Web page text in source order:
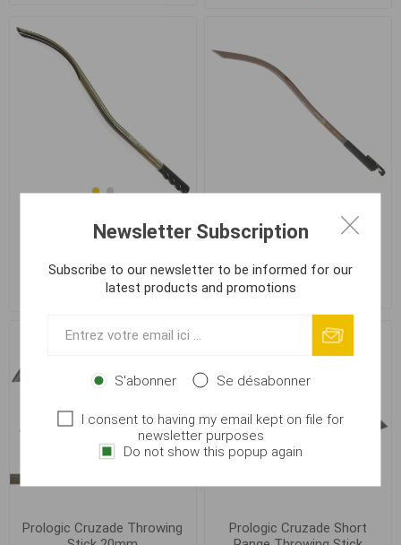
StarBaits Expert Long
Range Throwing Stick
€ 18,09
Mikado Cobra Baittle Tube
26mm
€ 10,67
Prologic Cruzade Throwing
Prologic Cruzade Short
Newsletter Subscription
Subscribe to our newsletter to be informed for our
latest products and promotions
S'abonner Se désabonner
I consent to having my email kept on file for
newsletter purposes
Do not show this popup again